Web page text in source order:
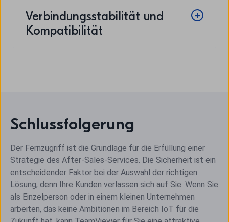
Verbindungsstabilität und
Kompatibilität
Schlussfolgerung
Der Fernzugriff ist die Grundlage für die Erfüllung einer
Strategie des After-Sales-Services. Die Sicherheit ist ein
entscheidender Faktor bei der Auswahl der richtigen
Lösung, denn Ihre Kunden verlassen sich auf Sie. Wenn Sie
als Einzelperson oder in einem kleinen Unternehmen
arbeiten, das keine Ambitionen im Bereich IoT für die